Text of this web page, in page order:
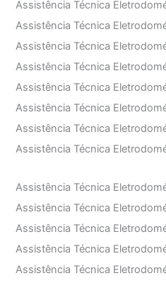
Assistência Técnica
Assistência Técnica
Assistência Técnica
Assistência Técnica
Assistência Técnica
Assistência Técnica
Assistência Técnica
Assistência Técnica
Assistência Técnica
Assistência Técnica
Assistência Técnica
Assistência Técnica
Assistência Técnica